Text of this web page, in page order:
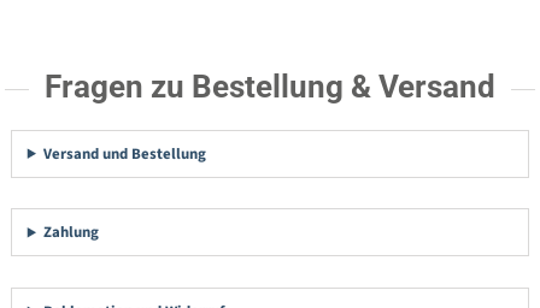
Fragen zu Bestellung & Versand
Versand und Bestellung
Zahlung